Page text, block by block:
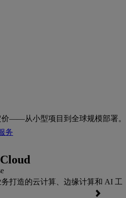
务
——从小型项目到全球规模部署。
打造的云计算、边缘计算和 AI 工